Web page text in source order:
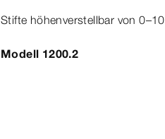
Stifte höhenverstellbar von0–10
Modell 1200.2